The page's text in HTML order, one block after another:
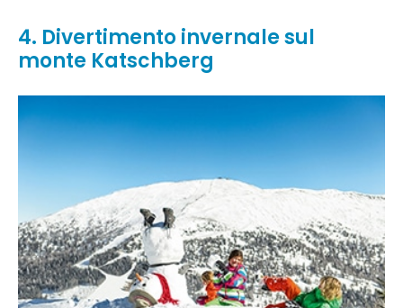
4. Divertimento invernale sul
monte Katschberg